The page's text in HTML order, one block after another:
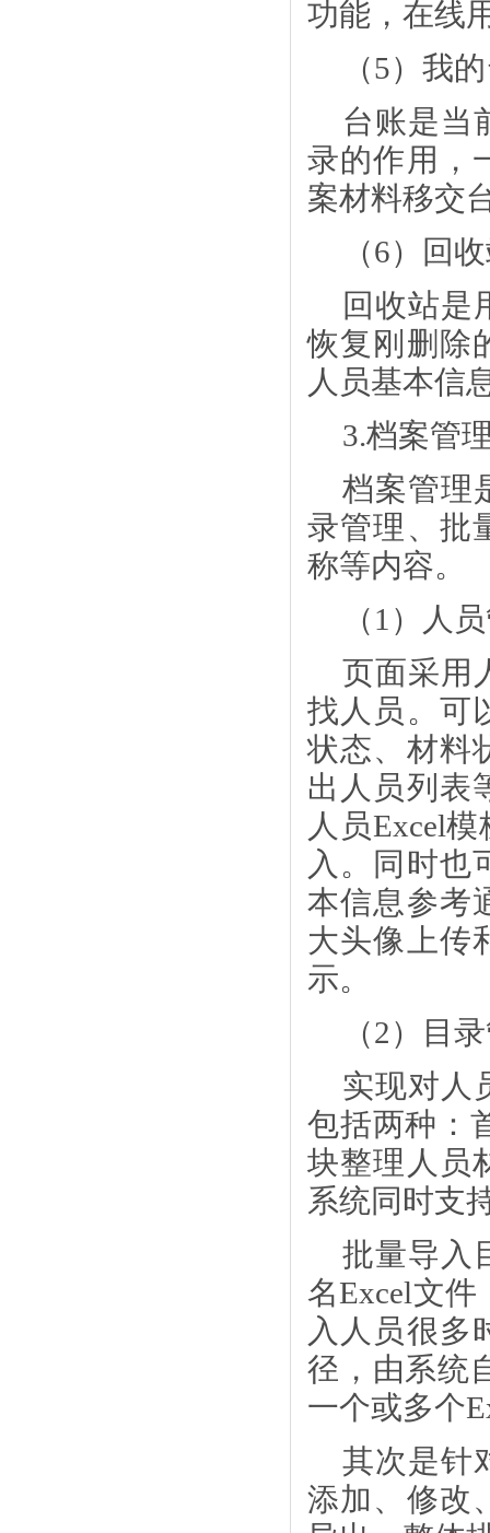
功能，在线
（5）我
台账是当
录的作用，
案材料移交
（6）回
回收站是
恢复刚删除
人员基本信
3.档案管
档案管理
录管理、批
称等内容。
（1）人
页面采用
找人员。可
状态、材料
出人员列表
人员Excel
入。同时也
本信息参考
大头像上传
示。
（2）目
实现对人
包括两种：
块整理人员
系统同时支
批量导入
名Excel文
入人员很多
径，由系统
一个或多个
其次是针
添加、修改